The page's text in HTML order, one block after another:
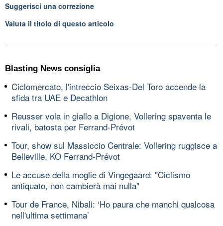
Suggerisci una correzione
Valuta il titolo di questo articolo
Blasting News consiglia
Ciclomercato, l'intreccio Seixas-Del Toro accende la
sfida tra UAE e Decathlon
Reusser vola in giallo a Digione, Vollering spaventa le
rivali, batosta per Ferrand-Prévot
Tour, show sul Massiccio Centrale: Vollering ruggisce a
Belleville, KO Ferrand-Prévot
Le accuse della moglie di Vingegaard: "Ciclismo
antiquato, non cambierà mai nulla"
Tour de France, Nibali: ‘Ho paura che manchi qualcosa
nell'ultima settimana’